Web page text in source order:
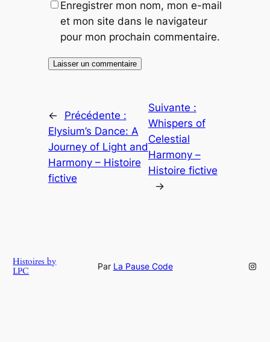
Enregistrer mon nom, mon e-mail
et mon site dans le navigateur
pour mon prochain commentaire.
←
Précédente :
Elysium’s Dance: A
Journey of Light and
Harmony – Histoire
fictive
Suivante :
Whispers of
Celestial
Harmony –
Histoire fictive
→
Histoires by
LPC
Par La Pause Code